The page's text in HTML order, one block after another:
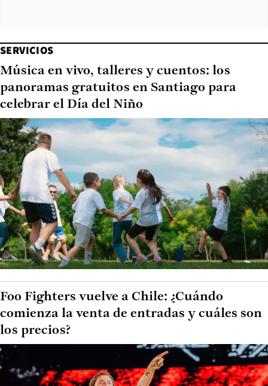
SERVICIOS
Música en vivo, talleres y cuentos: los
panoramas gratuitos en Santiago para
celebrar el Día del Niño
Foo Fighters vuelve a Chile: ¿Cuándo
comienza la venta de entradas y cuáles son
los precios?